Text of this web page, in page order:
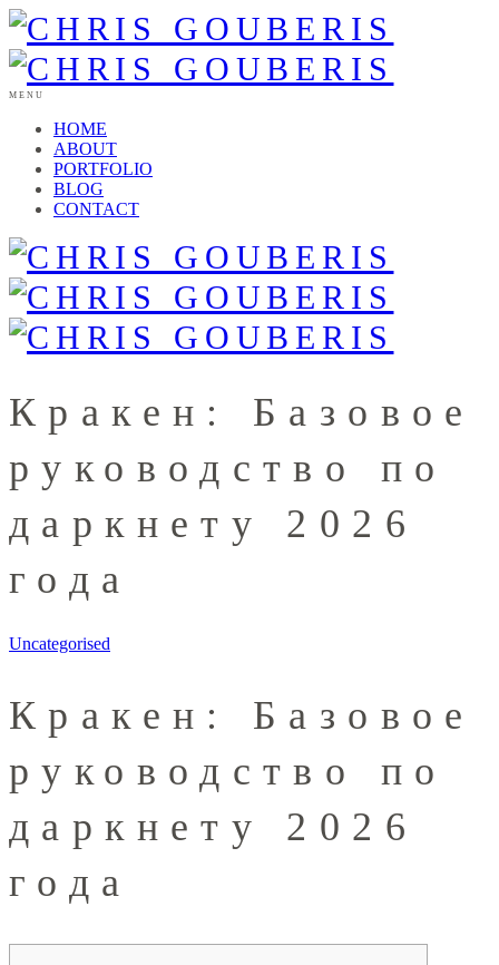
MENU
HOME
ABOUT
PORTFOLIO
BLOG
CONTACT
Кракен: Базовое
руководство по
даркнету 2026
года
Uncategorised
Кракен: Базовое
руководство по
даркнету 2026
года